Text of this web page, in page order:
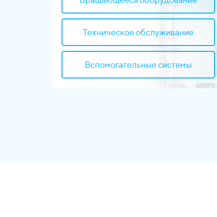
Техническое обслуживание
Вспомогательные системы
Вибродиагностика
Индустриальная аналитика
Локальная аналитика